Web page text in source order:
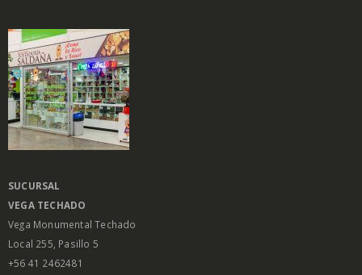
SUCURSAL
VEGA TECHADO
Vega Monumental Techado
Local 255, Pasillo 5
+56 41 2462481